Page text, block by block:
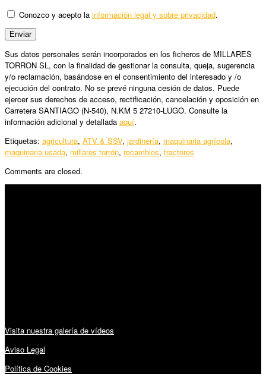
Conozco y acepto la información legal y sobre privacidad.
Sus datos personales serán incorporados en los ficheros de MILLARES
TORRON SL, con la finalidad de gestionar la consulta, queja, sugerencia
y/o reclamación, basándose en el consentimiento del interesado y /o
ejecución del contrato. No se prevé ninguna cesión de datos. Puede
ejercer sus derechos de acceso, rectificación, cancelación y oposición en
Carretera SANTIAGO (N-540), N.KM 5 27210-LUGO. Consulte la
información adicional y detallada aquí.
Etiquetas: agricultura, ATV & SSV, jardinería, maquinaria agrícola,
maquinaria usada, millares torrón, recambios, tractores
Comments are closed.
Visita nuestra galería de vídeos
Aviso Legal
Política de Cookies